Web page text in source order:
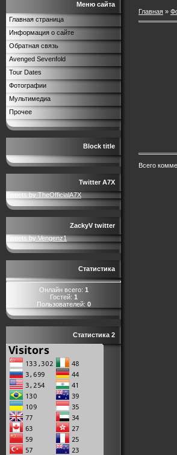
Меню сайта
Главная страница
Информация о сайте
Обратная связь
Avenged Sevenfold
Tour Dates
Фотографии
Мультимедиа
Прочее
Block title
Twitter A7X
Tweets by TheOfficialA7X
ZackyV twitter
Tweets by Vengenz1
Статистика
Онлайн всего: 1
Гостей: 1
Пользователей: 0
Статистика 2
Главная »
Всего